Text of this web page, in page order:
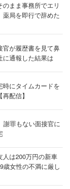
まま事務所でエリ
薬局を即行で辞めた
官が履歴書を見て鼻
通報した結果は
にタイムカードを
配信】
謝罪もない面接官に
人は200万円の新車
女性の不満に厳し